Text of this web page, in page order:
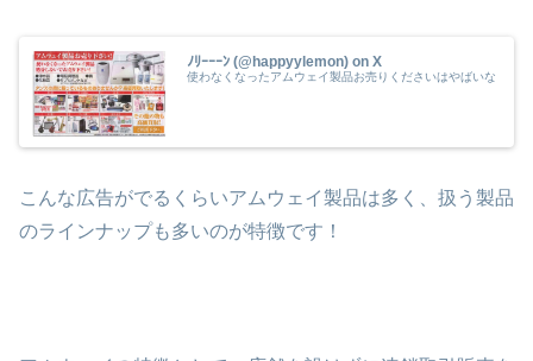
ﾉﾘｰｰｰﾝ (@happyylemon) on X
使わなくなったアムウェイ製品お売りくださいはやばいな
こんな広告がでるくらいアムウェイ製品は多く、扱う製品
のラインナップも多いのが特徴です！